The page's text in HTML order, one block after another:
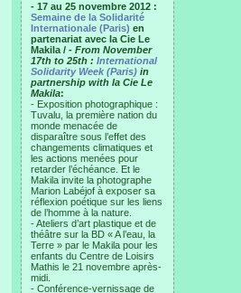
- 17 au 25 novembre 2012 :
Semaine de la Solidarité
Internationale (Paris) en
partenariat avec la Cie Le
Makila / - From November
17th to 25th : International
Solidarity Week (Paris) in
partnership with la Cie Le
Makila:
- Exposition photographique :
Tuvalu, la première nation du
monde menacée de
disparaître sous l’effet des
changements climatiques et
les actions menées pour
retarder l’échéance. Et le
Makila invite la photographe
Marion Labéjof à exposer sa
réflexion poétique sur les liens
de l’homme à la nature.
- Ateliers d’art plastique et de
théâtre sur la BD « A l’eau, la
Terre » par le Makila pour les
enfants du Centre de Loisirs
Mathis le 21 novembre après-
midi.
- Conférence-vernissage de